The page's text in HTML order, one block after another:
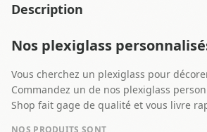
Description
Nos plexiglass
Vous cherchez un plexiglass pour
Commandez un de nos plexiglass
Shop fait gage de qualité et vous livre
NOS PRODUITS SONT